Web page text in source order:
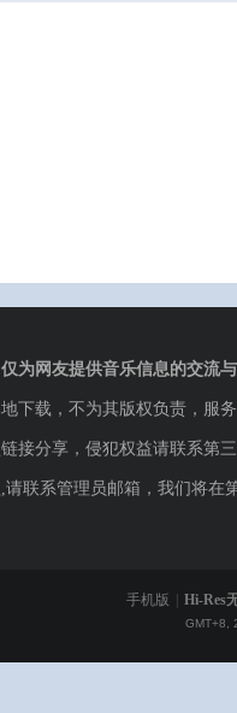
为网友提供音乐信息的交流
下载，不为其版权负责，服
接分享，侵犯权益请联系第
请联系管理员邮箱，我们将在
手机版 Hi-Res
GMT+8,